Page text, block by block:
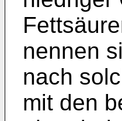
nennen
nach
mit den